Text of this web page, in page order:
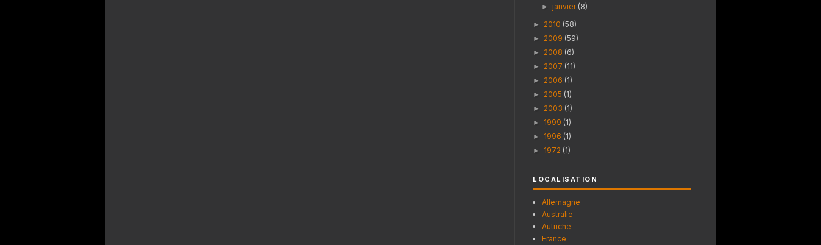
► janvier (8)
► 2010 (58)
► 2009 (59)
► 2008 (6)
► 2007 (11)
► 2006 (1)
► 2005 (1)
► 2003 (1)
► 1999 (1)
► 1996 (1)
► 1972 (1)
LOCALISATION
Allemagne
Australie
Autriche
France